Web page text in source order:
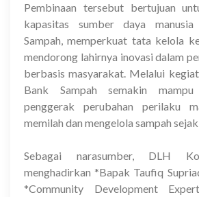
Pembinaan tersebut bertujuan
kapasitas sumber daya
Sampah, memperkuat tata kelola
mendorong lahirnya inovasi dalam
berbasis masyarakat. Melalui
Bank Sampah semakin
penggerak perubahan perilaku
memilah dan mengelola sampah
Sebagai narasumber, DLH
menghadirkan *Bapak Taufiq
*Community Development